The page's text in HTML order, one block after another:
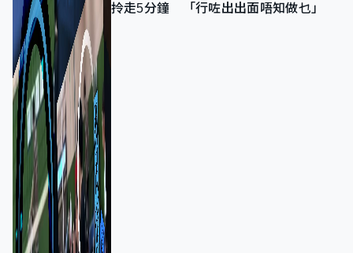
拎走5分鐘 「行咗出出面唔知做乜」